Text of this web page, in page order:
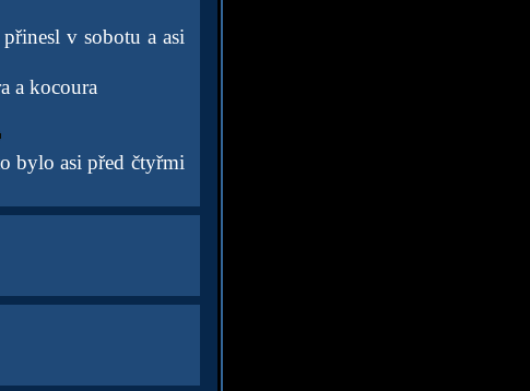
v sobotu a asi
a kocoura
bylo asi před čtyřmi